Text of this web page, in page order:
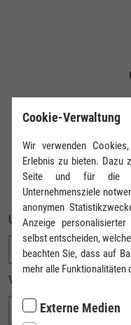
UNTERNEHMEN
VORNAME
Cookie-Verwaltung
Wir verwenden
Erlebnis zu bieten. Dazu
Seite und für die
Unternehmensziele
anonymen
Anzeige
selbst entscheiden,
beachten Sie, dass auf
mehr alle Funktionalitäten
Externe Medien